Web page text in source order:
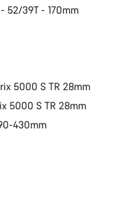
52/39T - 170mm
5000 S TR 28mm
5000 S TR 28mm
430mm